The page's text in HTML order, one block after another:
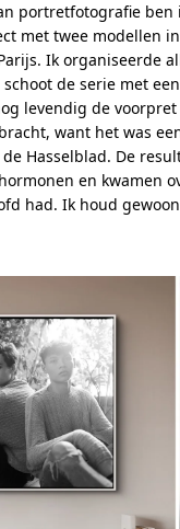
portretfotografie ben
met twee modellen
Ik organiseerde
de serie met
levendig de
want het was
Hasselblad. De
en kwamen
had. Ik houd